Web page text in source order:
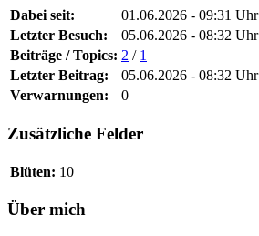
Dabei seit:
01.06.2026 - 09:31 Uhr
Letzter Besuch:
05.06.2026 - 08:32 Uhr
Beiträge / Topics: 2 / 1
Letzter Beitrag:
05.06.2026 - 08:32 Uhr
Verwarnungen:
0
Zusätzliche Felder
Blüten: 10
Über mich